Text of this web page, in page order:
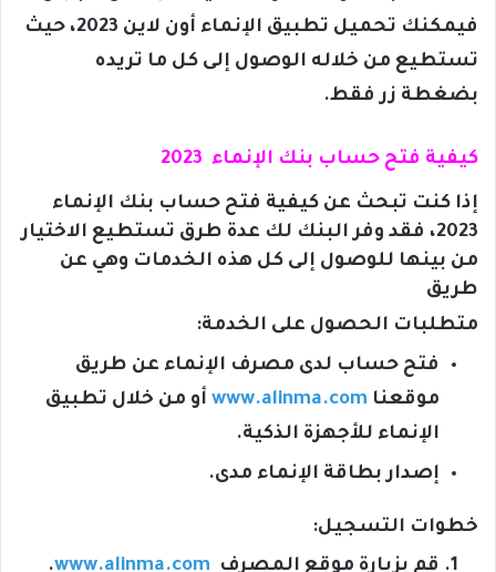
فيمكنك تحميل تطبيق الإنماء أون لاين 2023، حيث
تستطيع من خلاله الوصول إلى كل ما تريده
بضغطة زر فقط.
كيفية فتح حساب بنك الإنماء 2023
إذا كنت تبحث عن كيفية فتح حساب بنك الإنماء
2023، فقد وفر البنك لك عدة طرق تستطيع الاختيار
من بينها للوصول إلى كل هذه الخدمات وهي عن
طريق
متطلبات الحصول على الخدمة:
فتح حساب لدى مصرف الإنماء عن طريق
موقعنا www.alinma.com أو من خلال تطبيق
الإنماء للأجهزة الذكية.
إصدار بطاقة الإنماء مدى.
خطوات التسجيل:
قم بزيارة موقع المصرف www.alinma.com
.